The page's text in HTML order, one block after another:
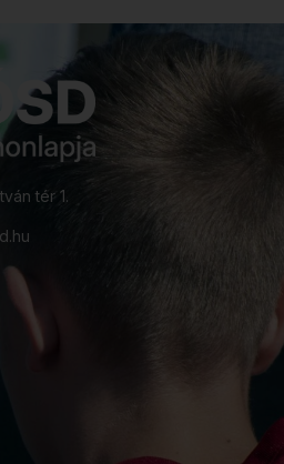
tér 1.